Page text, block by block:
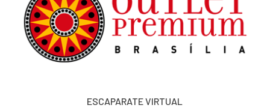
ESCAPARATE VIRTUAL